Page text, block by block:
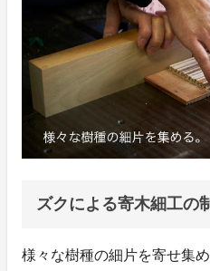
ズクによる寄木細工の
様々な樹種の細片を寄せ集